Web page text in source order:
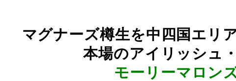
マグナーズ樽生を中四国エリ
本場のアイリッシュ
モーリーマロン